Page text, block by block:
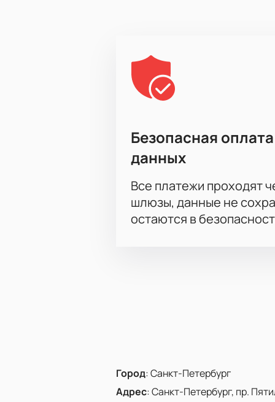
Безопасная
данных
Все платежи проходят
шлюзы, данные не
остаются в
Город:Санкт-Петербург
Адрес:Санкт-Петербург, пр.